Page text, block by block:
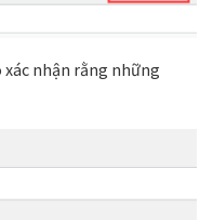
nhận rằng những